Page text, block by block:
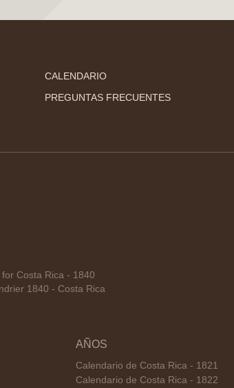
CALENDARIO
PREGUNTAS FRECUENTES
Costa Rica - 1840
1840 - Costa Rica
AÑOS
Calendario de Costa Rica - 1821
Calendario de Costa Rica - 1822